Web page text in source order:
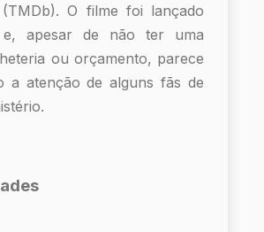
(TMDb). O filme foi lançado
e, apesar de não ter uma
ou orçamento, parece
a atenção de alguns fãs de